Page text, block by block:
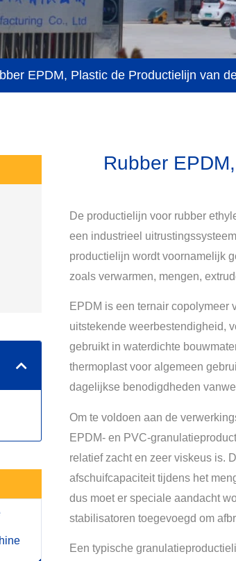
EPDM, Plastic de Productielijn van
Rubber
De productielijn voor rubber
een industrieel
productielijn wordt voornamelijk
zoals verwarmen, mengen,
EPDM is een ternair
uitstekende weerbestendigheid,
gebruikt in waterdichte
thermoplast voor algemeen
dagelijkse benodigdheden
Om te voldoen aan de
EPDM- en PVC-
relatief zacht en zeer viskeus is.
afschuifcapaciteit tijdens het
dus moet er speciale aandacht
stabilisatoren toegevoegd om
Een typische